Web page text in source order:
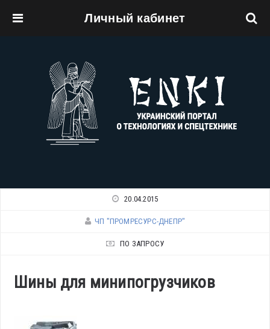
Личный кабинет
20.04.2015
ЧП "ПРОМРЕСУРС-ДНЕПР"
ПО ЗАПРОСУ
Шины для минипогрузчиков